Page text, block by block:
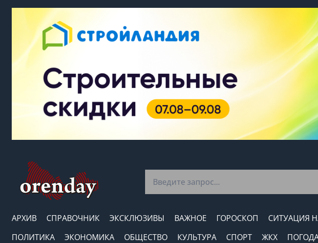
АРХИВ СПРАВОЧНИК ЭКСКЛЮЗИВЫ ВАЖНОЕ ГОРОСКОП СИТУАЦИЯ
ПОЛИТИКА
ЭКОНОМИКА ОБЩЕСТВО КУЛЬТУРА СПОРТ ЖКХ